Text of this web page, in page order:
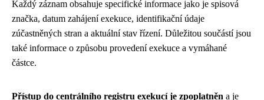
Každý záznam obsahuje specifické informace jako je spisová
značka, datum zahájení exekuce, identifikační údaje
zúčastněných stran a aktuální stav řízení. Důležitou součástí jsou
také informace o způsobu provedení exekuce a vymáhané
částce.
Přístup do centrálního registru exekucí je zpoplatněn a je